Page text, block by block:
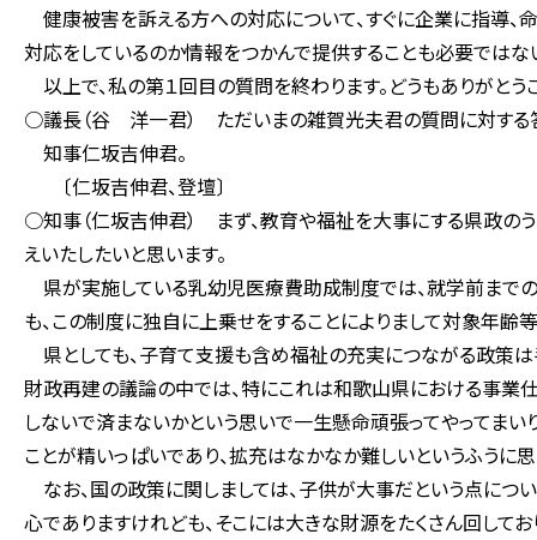
健康被害を訴える方への対応について、すぐに企業に指導、
対応をしているのか情報をつかんで提供することも必要ではな
以上で、私の第１回目の質問を終わります。どうもありがとう
○議長（谷 洋一君） ただいまの雑賀光夫君の質問に対する
知事仁坂吉伸君。
〔仁坂吉伸君、登壇〕
○知事（仁坂吉伸君） まず、教育や福祉を大事にする県政の
えいたしたいと思います。
県が実施している乳幼児医療費助成制度では、就学前まで
も、この制度に独自に上乗せをすることによりまして対象年齢
県としても、子育て支援も含め福祉の充実につながる政策は
財政再建の議論の中では、特にこれは和歌山県における事業
しないで済まないかという思いで一生懸命頑張ってやってまい
ことが精いっぱいであり、拡充はなかなか難しいというふうに思
なお、国の政策に関しましては、子供が大事だという点につ
心でありますけれども、そこには大きな財源をたくさん回して